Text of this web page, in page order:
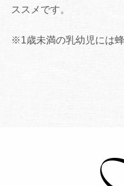
ススメです。
※1歳未満の乳幼児には